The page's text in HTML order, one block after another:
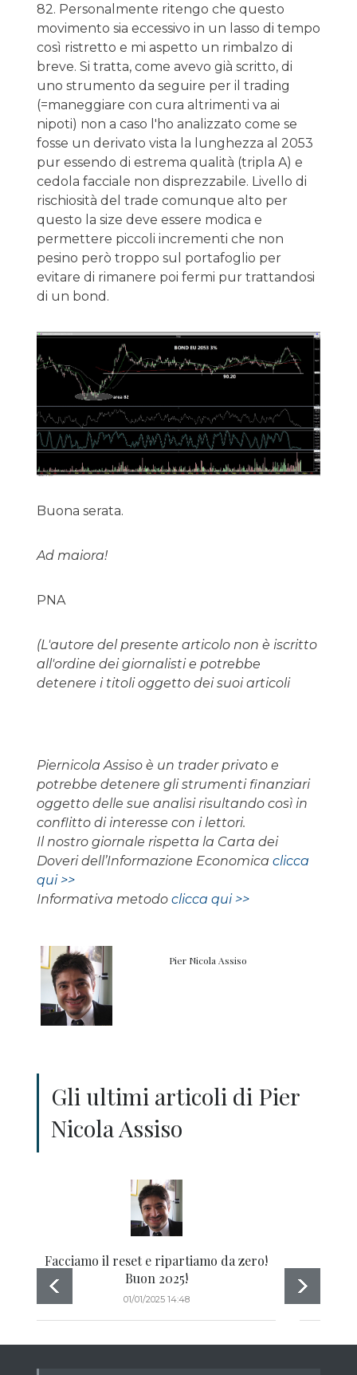
82. Personalmente ritengo che questo
movimento sia eccessivo in un lasso di tempo
così ristretto e mi aspetto un rimbalzo di
breve. Si tratta, come avevo già scritto, di
uno strumento da seguire per il trading
(=maneggiare con cura altrimenti va ai
nipoti) non a caso l'ho analizzato come se
fosse un derivato vista la lunghezza al 2053
pur essendo di estrema qualità (tripla A) e
cedola facciale non disprezzabile. Livello di
rischiosità del trade comunque alto per
questo la size deve essere modica e
permettere piccoli incrementi che non
pesino però troppo sul portafoglio per
evitare di rimanere poi fermi pur trattandosi
di un bond.
Buona serata.
Ad maiora!
PNA
(L'autore del presente articolo non è iscritto
all'ordine dei giornalisti e potrebbe
detenere i titoli oggetto dei suoi articoli
Piernicola Assiso è un trader privato e
potrebbe detenere gli strumenti finanziari
oggetto delle sue analisi risultando così in
conflitto di interesse con i lettori.
Il nostro giornale rispetta la Carta dei
Doveri dell’Informazione Economica clicca
qui >>
Informativa metodo clicca qui >>
Pier Nicola Assiso
Gli ultimi articoli di Pier
Nicola Assiso
Facciamo il reset e ripartiamo da zero!
Buon 2025!
01/01/2025 14:48